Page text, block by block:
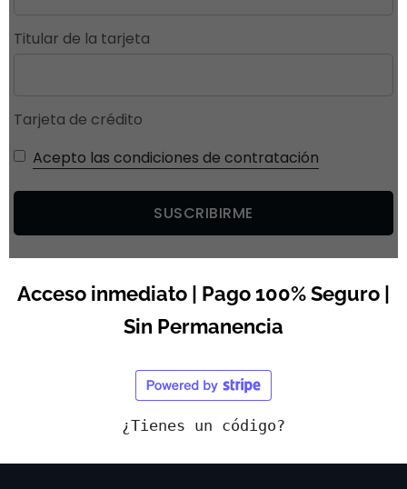
Titular de la tarjeta
Tarjeta de crédito
Acepto las condiciones de contratación
Acceso inmediato | Pago 100% Seguro |
Sin Permanencia
¿Tienes un código?